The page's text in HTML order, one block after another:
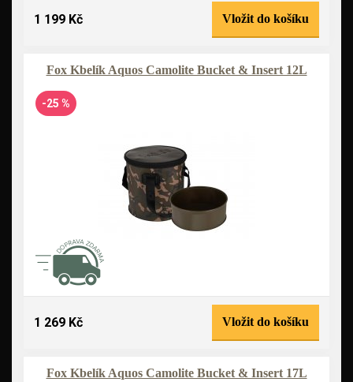
1 199 Kč Vložit do košíku
Fox Kbelík Aquos Camolite Bucket & Insert 12L
-25 %
1 269 Kč Vložit do košíku
Fox Kbelík Aquos Camolite Bucket & Insert 17L